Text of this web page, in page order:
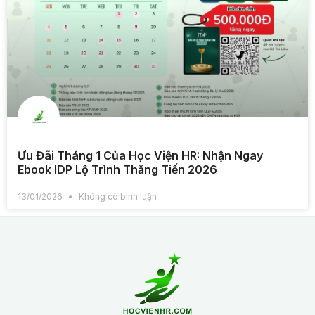
Ưu Đãi Tháng 1 Của Học Viện HR: Nhận Ngay
Ebook IDP Lộ Trình Thăng Tiến 2026
13/01/2026 Không có bình luận